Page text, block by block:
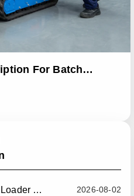
For Batch
2026-08-02
China Leading Mini Wheel Loader Supplier: Reliable Compact Wheel Loaders For Global Markets